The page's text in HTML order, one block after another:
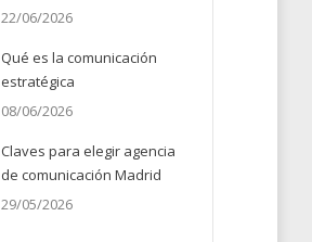
22/06/2026
Qué es la comunicación
estratégica
08/06/2026
Claves para elegir agencia
de comunicación Madrid
29/05/2026